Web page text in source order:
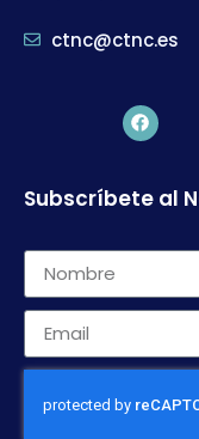
ctnc@ctnc.es
Subscríbete al